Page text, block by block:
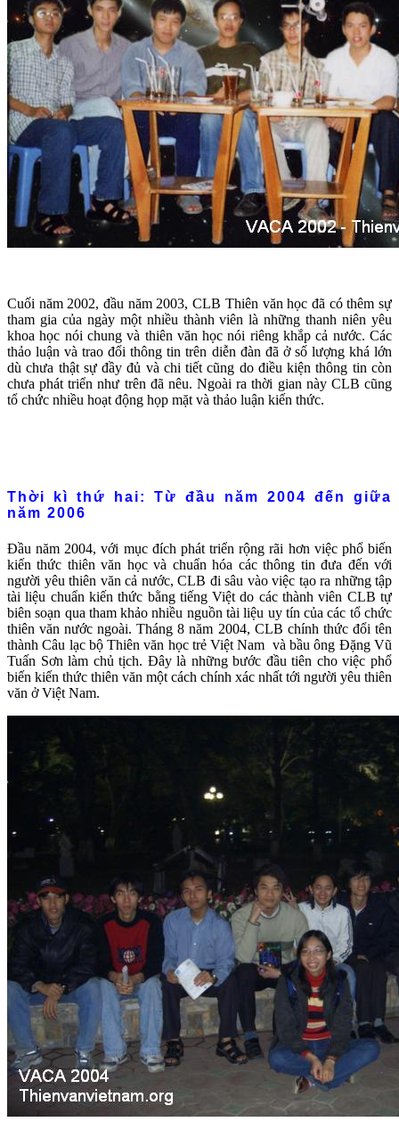
Cuối năm 2002, đầu năm 2003, CLB Thiên văn học đã có thêm sự
tham gia của ngày một nhiều thành viên là những thanh niên yêu
khoa học nói chung và thiên văn học nói riêng khắp cả nước. Các
thảo luận và trao đổi thông tin trên diễn đàn đã ở số lượng khá lớn
dù chưa thật sự đầy đủ và chi tiết cũng do điều kiện thông tin còn
chưa phát triển như trên đã nêu. Ngoài ra thời gian này CLB cũng
tổ chức nhiều hoạt động họp mặt và thảo luận kiến thức.
Thời kì thứ hai: Từ đầu năm 2004 đến giữa
năm 2006
Đầu năm 2004, với mục đích phát triển rộng rãi hơn việc phổ biến
kiến thức thiên văn học và chuẩn hóa các thông tin đưa đến với
người yêu thiên văn cả nước, CLB đi sâu vào việc tạo ra những tập
tài liệu chuẩn kiến thức bằng tiếng Việt do các thành viên CLB tự
biên soạn qua tham khảo nhiều nguồn tài liệu uy tín của các tổ chức
thiên văn nước ngoài. Tháng 8 năm 2004, CLB chính thức đổi tên
thành Câu lạc bộ Thiên văn học trẻ Việt Nam và bầu ông Đặng Vũ
Tuấn Sơn làm chủ tịch. Đây là những bước đầu tiên cho việc phổ
biến kiến thức thiên văn một cách chính xác nhất tới người yêu thiên
văn ở Việt Nam.